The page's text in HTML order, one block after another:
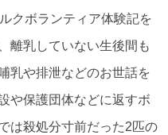
クボランティア体験記を
離乳していない生後間も
乳や排泄などのお世話を
や保護団体などに返すボ
は殺処分寸前だった2匹の